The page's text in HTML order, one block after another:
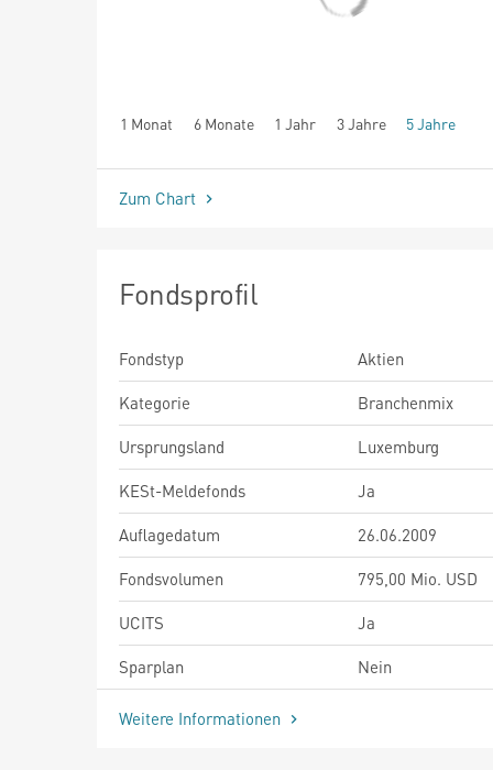
1 Monat 6 Monate 1 Jahr 3 Jahre 5 Jahre
seit Beginn
Zum Chart
Fondsprofil
Fondstyp
Aktien
Kategorie
Branchenmix
Ursprungsland
Luxemburg
KESt-Meldefonds
Ja
Auflagedatum
26.06.2009
Fondsvolumen
795,00 Mio. USD
UCITS
Ja
Sparplan
Nein
Weitere Informationen